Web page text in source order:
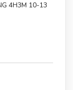
4H3M 10-13